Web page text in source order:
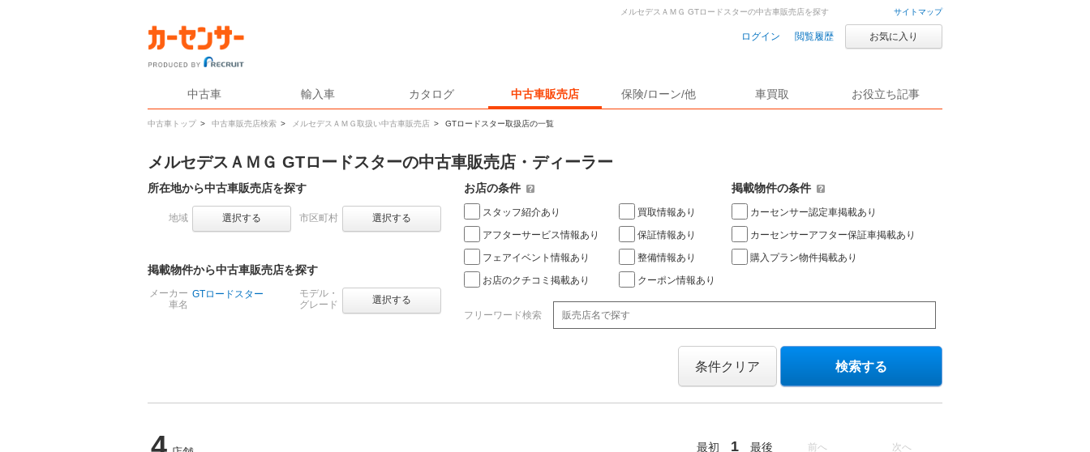
サイトマップ
ログイン 閲覧履歴 お気に入り
中古車 輸入車 カタログ 中古車販売店 保険/ローン/他 車買取 お役立ち記事
中古車トップ > 中古車販売店検索 > メルセデスＡＭＧ取扱い中古車販売店 > GTロードスター取扱店の一覧
メルセデスＡＭＧ GTロードスターの中古車販売店を探す
メルセデスＡＭＧ GTロードスターの中古車販売店・ディーラー
所在地から中古車販売店を探す
地域 選択する 市区町村 選択する
掲載物件から中古車販売店を探す
メーカー
車名
GTロードスター
モデル・
グレード
選択する
お店の条件
スタッフ紹介あり
アフターサービス情報あり
フェアイベント情報あり
お店のクチコミ掲載あり
買取情報あり
保証情報あり
整備情報あり
クーポン情報あり
掲載物件の条件
カーセンサー認定車掲載あり
カーセンサーアフター保証車掲載あり
購入プラン物件掲載あり
フリーワード検索
条件クリア 検索する
前へ 次へ
最初 1 最後